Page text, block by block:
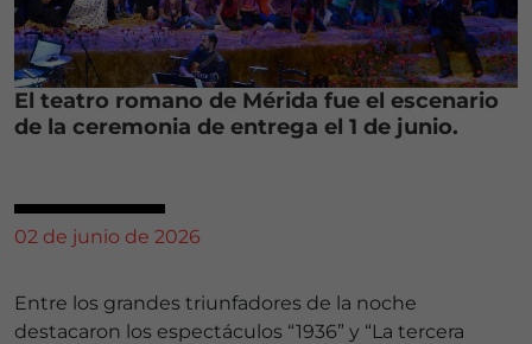
El teatro romano de Mérida fue el escenario
de la ceremonia de entrega el 1 de junio.
02 de junio de 2026
Entre los grandes triunfadores de la noche
destacaron los espectáculos “1936” y “La tercera